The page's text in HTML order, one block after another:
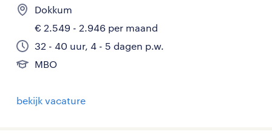
Dokkum
€ 2.549 - 2.946 per maand
32 - 40 uur, 4 - 5 dagen p.w.
MBO
bekijk vacature